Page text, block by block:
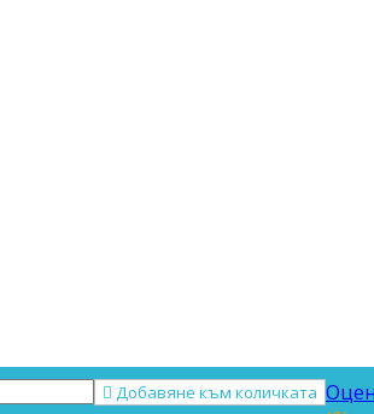
 Добавяне към количката